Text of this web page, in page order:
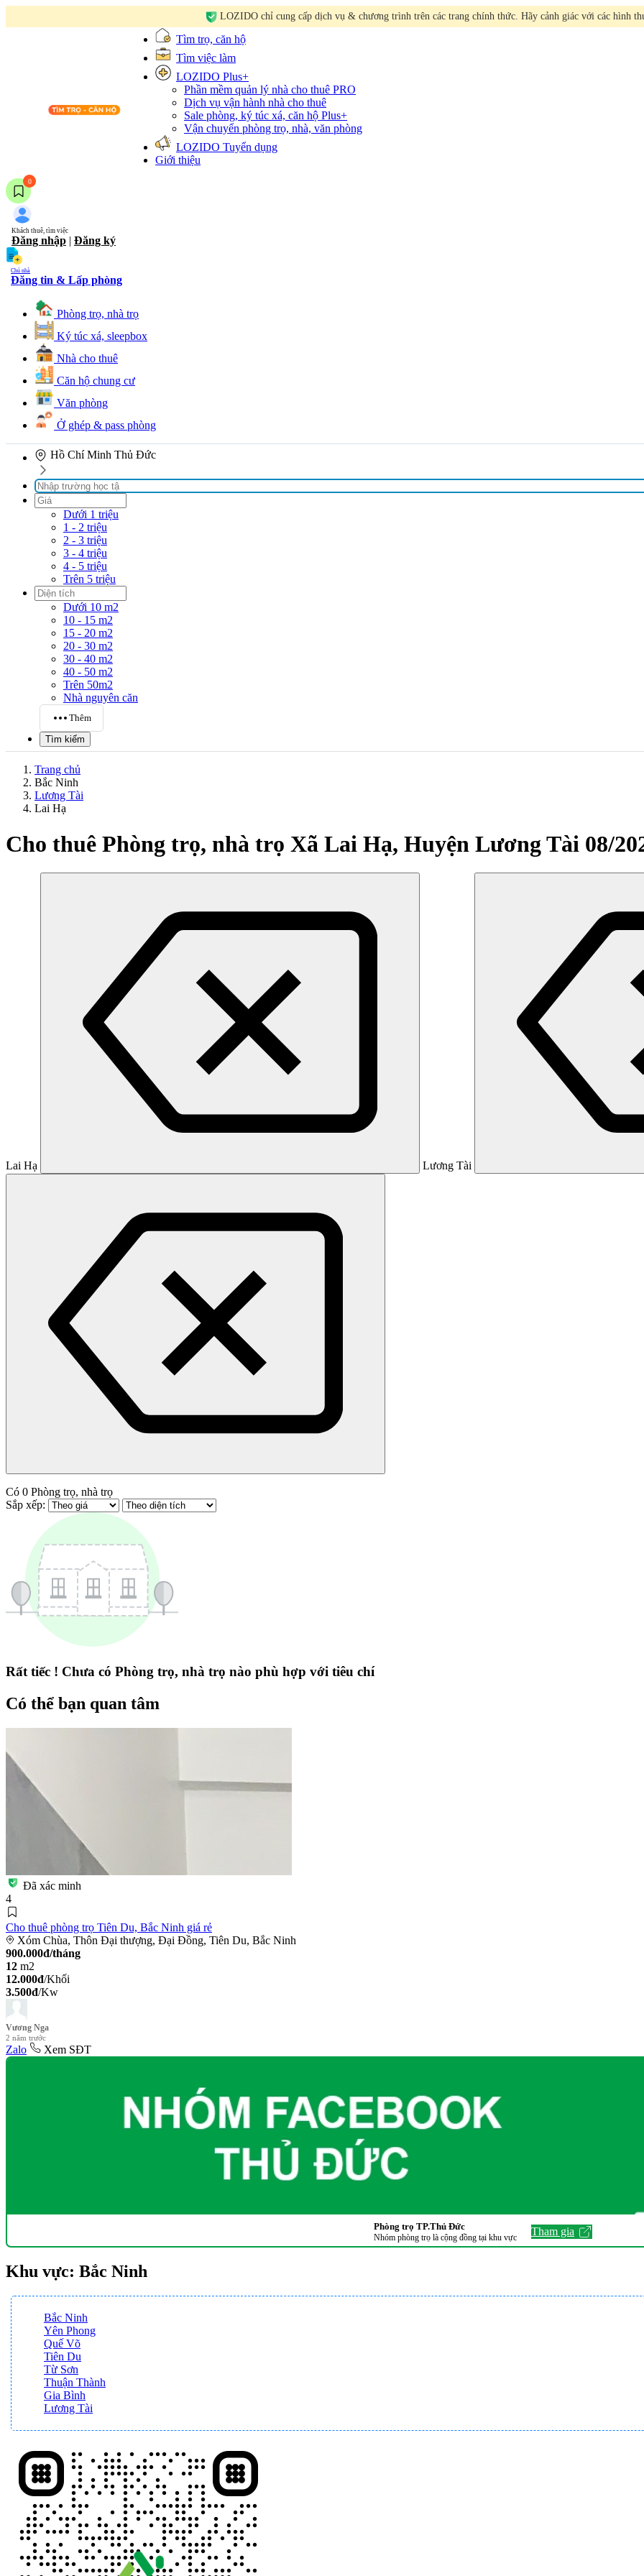
LOZIDO chỉ cung cấp dịch vụ & chương trình trên các trang chính thức. Hãy cảnh giác với các hình
Tìm trọ, căn hộ
Tìm việc làm
LOZIDO Plus+
Phần mềm quản lý nhà cho thuêPRO
Dịch vụ vận hành nhà cho thuê
Sale phòng, ký túc xá, căn hộPlus+
Vận chuyển phòng trọ, nhà, văn phòng
LOZIDO Tuyển dụng
Giới thiệu
0
Khách thuê, tìm việc
Đăng nhập | Đăng ký
Chủ nhà
Đăng tin & Lấp phòng
Phòng trọ, nhà trọ
Ký túc xá, sleepbox
Nhà cho thuê
Căn hộ chung cư
Văn phòng
Ở ghép & pass phòng
Hồ Chí Minh Thủ Đức
Dưới 1 triệu
1 - 2 triệu
2 - 3 triệu
3 - 4 triệu
4 - 5 triệu
Trên 5 triệu
Dưới 10 m2
10 - 15 m2
15 - 20 m2
20 - 30 m2
30 - 40 m2
40 - 50 m2
Trên 50m2
Nhà nguyên căn
Thêm
Tìm kiếm
Trang chủ
Bắc Ninh
Lương Tài
Lai Hạ
Cho thuê Phòng trọ, nhà trọ Xã Lai Hạ, Huyện Lương Tài 08/
Lai Hạ Lương Tài
Có 0 Phòng trọ, nhà trọ
Sắp xếp:
Rất tiếc ! Chưa có Phòng trọ, nhà trọ nào phù hợp với tiêu chí
Có thể bạn quan tâm
Đã xác minh
4
Cho thuê phòng trọ Tiên Du, Bắc Ninh giá rẻ
Xóm Chùa, Thôn Đại thượng, Đại Đồng, Tiên Du, Bắc Ninh
900.000đ/tháng
12 m2
12.000đ/Khối
3.500đ/Kw
Vương Nga
2 năm trước
Zalo Xem SĐT
Phòng trọ TP.Thủ Đức
Nhóm phòng trọ là cộng đồng tại khu vực Tham gia
Khu vực: Bắc Ninh
Bắc Ninh
Yên Phong
Quế Võ
Tiên Du
Từ Sơn
Thuận Thành
Gia Bình
Lương Tài